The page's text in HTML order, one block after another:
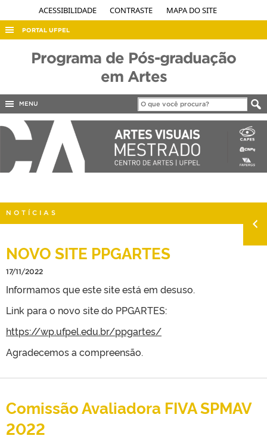
ACESSIBILIDADE CONTRASTE MAPA DO SITE
PORTAL UFPEL
EDITAIS
INTERNACIONAL
OUVIDORIA
TELEFONES
Programa de Pós-graduação
em Artes
MENU
NOTÍCIAS
NOVO SITE PPGARTES
17/11/2022
Informamos que este site está em desuso.
Link para o novo site do PPGARTES:
https://wp.ufpel.edu.br/ppgartes/
Agradecemos a compreensão.
Comissão Avaliadora FIVA SPMAV
2022